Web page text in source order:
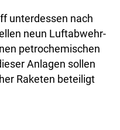
unterdessen nach
neun Luftabwehr-
petrochemischen
Anlagen sollen
Raketen beteiligt